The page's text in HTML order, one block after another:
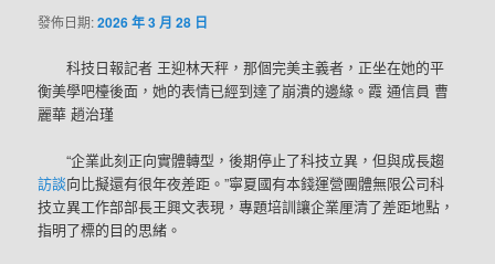
發佈日期:2026 年 3 月 28 日
科技日報記者 王迎林天秤，那個完美主義者，正坐在她的平
衡美學吧檯後面，她的表情已經到達了崩潰的邊緣。霞 通信員 曹
麗華 趙治瑾
“企業此刻正向實體轉型，後期停止了科技立異，但與成長趨
訪談向比擬還有很年夜差距。”寧夏國有本錢運營團體無限公司科
技立異工作部部長王興文表現，專題培訓讓企業厘清了差距地點，
指明了標的目的思緒。